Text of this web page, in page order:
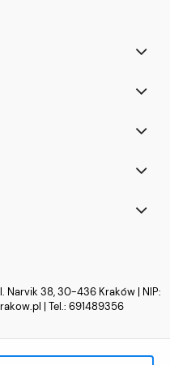
Narvik 38, 30-436 Kraków | NIP:
| Tel.: 691489356